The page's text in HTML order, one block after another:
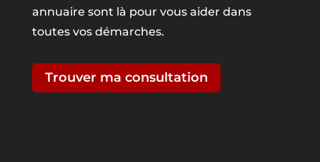
annuaire sont là pour vous aider dans
toutes vos démarches.
Trouver ma consultation